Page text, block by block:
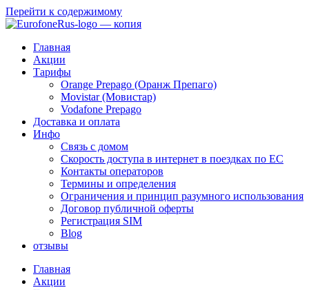
Перейти к содержимому
Главная
Акции
Тарифы
Orange Prepago (Оранж Препаго)
Movistar (Мовистар)
Vodafone Prepago
Доставка и оплата
Инфо
Связь с домом
Скорость доступа в интернет в поездках по ЕС
Контакты операторов
Термины и определения
Ограничения и принцип разумного использования
Договор публичной оферты
Регистрация SIM
Blog
отзывы
Главная
Акции